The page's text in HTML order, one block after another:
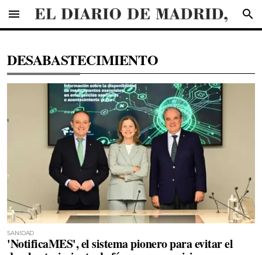
menu search
DESABASTECIMIENTO
SANIDAD
'NotificaMES', el sistema pionero para evitar el